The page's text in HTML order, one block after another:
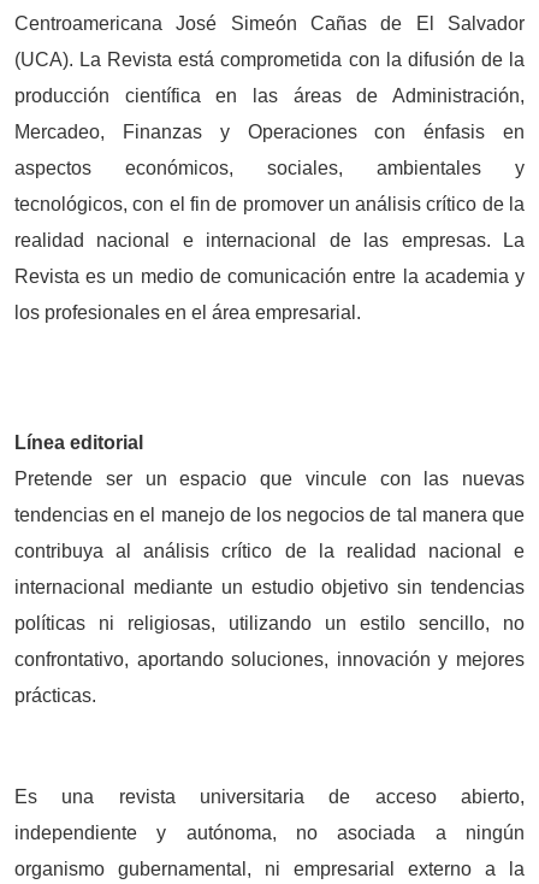
Centroamericana José Simeón Cañas de El Salvador
(UCA). La Revista está comprometida con la difusión de la
producción científica en las áreas de Administración,
Mercadeo, Finanzas y Operaciones con énfasis en
aspectos económicos, sociales, ambientales y
tecnológicos, con el fin de promover un análisis crítico de la
realidad nacional e internacional de las empresas. La
Revista es un medio de comunicación entre la academia y
los profesionales en el área empresarial.
Línea editorial
Pretende ser un espacio que vincule con las nuevas
tendencias en el manejo de los negocios de tal manera que
contribuya al análisis crítico de la realidad nacional e
internacional mediante un estudio objetivo sin tendencias
políticas ni religiosas, utilizando un estilo sencillo, no
confrontativo, aportando soluciones, innovación y mejores
prácticas.
Es una revista universitaria de acceso abierto,
independiente y autónoma, no asociada a ningún
organismo gubernamental, ni empresarial externo a la